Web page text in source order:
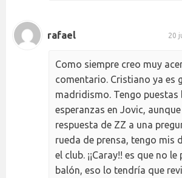
rafael 20
Como siempre creo muy
comentario. Cristiano ya es
madridismo. Tengo puestas
esperanzas en Jovic,
respuesta de ZZ a una
rueda de prensa, tengo mis
el club. ¡¡Caray!! es que no
balón, eso lo tendría que